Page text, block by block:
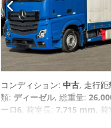
コンディション: 中古, 走行距
類: ディーゼル, 総重量:
ーロ6, 荷室長: 7,715 mm, 荷
ム）, エアコン, ナビゲーシ